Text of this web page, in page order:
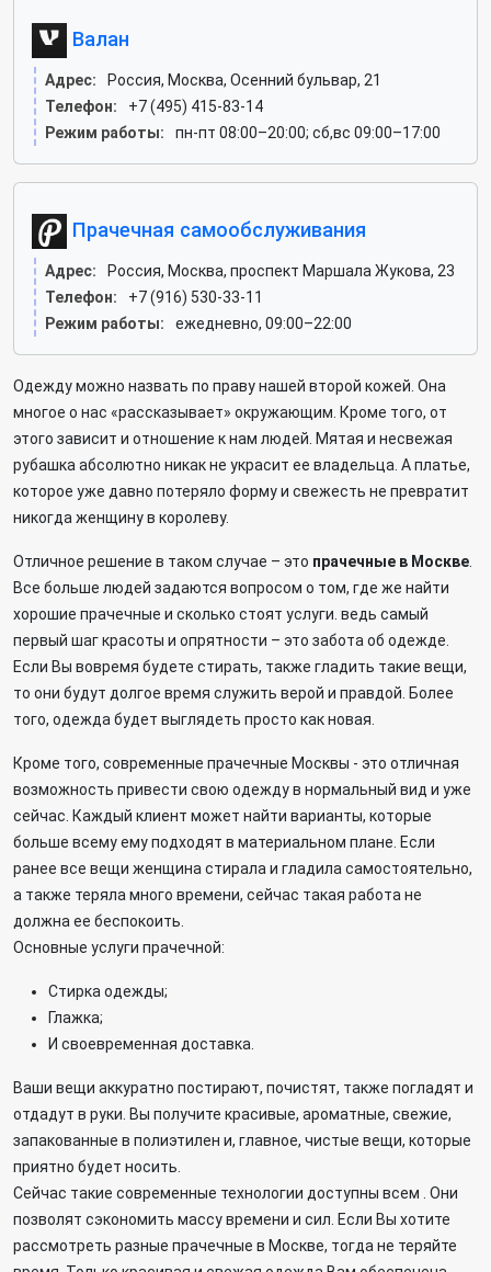
Валан
Адрес:
Россия, Москва, Осенний бульвар, 21
Телефон:
+7 (495) 415-83-14
Режим работы:
пн-пт 08:00–20:00; сб,вс 09:00–17:00
Прачечная самообслуживания
Адрес:
Россия, Москва, проспект Маршала Жукова, 23
Телефон:
+7 (916) 530-33-11
Режим работы:
ежедневно, 09:00–22:00
Одежду можно назвать по праву нашей второй кожей. Она
многое о нас «рассказывает» окружающим. Кроме того, от
этого зависит и отношение к нам людей. Мятая и несвежая
рубашка абсолютно никак не украсит ее владельца. А платье,
которое уже давно потеряло форму и свежесть не превратит
никогда женщину в королеву.
Отличное решение в таком случае – это прачечные в Москве
Все больше людей задаются вопросом о том, где же найти
хорошие прачечные и сколько стоят услуги. ведь самый
первый шаг красоты и опрятности – это забота об одежде.
Если Вы вовремя будете стирать, также гладить такие вещи,
то они будут долгое время служить верой и правдой. Более
того, одежда будет выглядеть просто как новая.
Кроме того, современные прачечные Москвы - это отличная
возможность привести свою одежду в нормальный вид и уже
сейчас. Каждый клиент может найти варианты, которые
больше всему ему подходят в материальном плане. Если
ранее все вещи женщина стирала и гладила самостоятельно,
а также теряла много времени, сейчас такая работа не
должна ее беспокоить.
Основные услуги прачечной:
Стирка одежды;
Глажка;
И своевременная доставка.
Ваши вещи аккуратно постирают, почистят, также погладят и
отдадут в руки. Вы получите красивые, ароматные, свежие,
запакованные в полиэтилен и, главное, чистые вещи, которые
приятно будет носить.
Сейчас такие современные технологии доступны всем . Они
позволят сэкономить массу времени и сил. Если Вы хотите
рассмотреть разные прачечные в Москве, тогда не теряйте